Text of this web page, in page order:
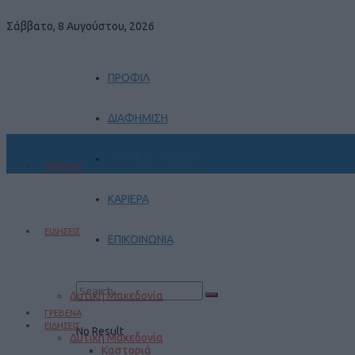
Σάββατο, 8 Αυγούστου, 2026
ΠΡΟΦΙΛ
ΔΙΑΦΗΜΙΣΗ
ΚΑΡΙΕΡΑ
ΕΠΙΚΟΙΝΩΝΙΑ
No Result
ΓΡΕΒΕΝΑ
ΕΙΔΗΣΕΙΣ
Δυτική Μακεδονία
ΓΡΕΒΕΝΑ
ΕΙΔΗΣΕΙΣ
Δυτική Μακεδονία
Καστοριά